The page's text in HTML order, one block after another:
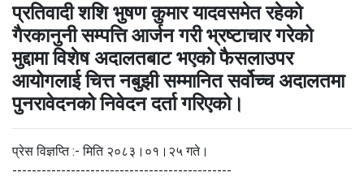
प्रतिवादी शशि भुषण कुमार यादवसमेत रहेको
गैरकानुनी सम्पत्ति आर्जन गरी भ्रष्टाचार गरेको
मुद्दामा विशेष अदालतबाट भएको फैसलाउपर
आयोगलाई चित्त नबुझी सम्मानित सर्वोच्च अदालतमा
पुनरावेदनको निवेदन दर्ता गरिएको।
प्रेस विज्ञप्ति :- मिति २०८३।०१।२५ गते।
---------------------------------------------